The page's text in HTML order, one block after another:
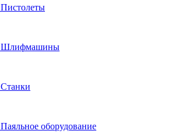
Пистолеты
Шлифмашины
Станки
Паяльное оборудование